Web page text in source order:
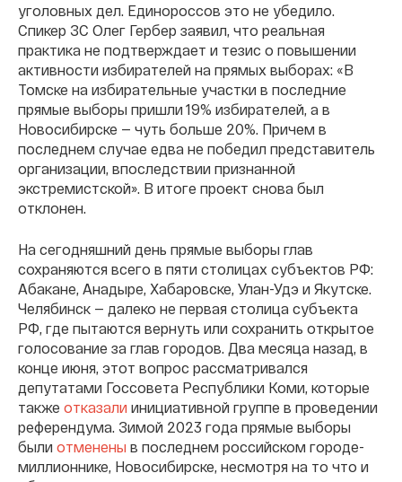
уголовных дел. Единороссов это не убедило.
Спикер ЗС Олег Гербер заявил, что реальная
практика не подтверждает и тезис о повышении
активности избирателей на прямых выборах: «В
Томске на избирательные участки в последние
прямые выборы пришли 19% избирателей, а в
Новосибирске — чуть больше 20%. Причем в
последнем случае едва не победил представитель
организации, впоследствии признанной
экстремистской». В итоге проект снова был
отклонен.
На сегодняшний день прямые выборы глав
сохраняются всего в пяти столицах субъектов РФ:
Абакане, Анадыре, Хабаровске, Улан-Удэ и Якутске.
Челябинск — далеко не первая столица субъекта
РФ, где пытаются вернуть или сохранить открытое
голосование за глав городов. Два месяца назад, в
конце июня, этот вопрос рассматривался
депутатами Госсовета Республики Коми, которые
также отказали инициативной группе в проведении
референдума. Зимой 2023 года прямые выборы
были отменены в последнем российском городе-
миллионнике, Новосибирске, несмотря на то что и